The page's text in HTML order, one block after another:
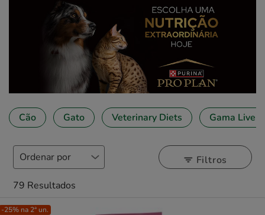
Cão Gato Veterinary Diets Gama
Filtros
79 Resultados
-25% na 2ª un.